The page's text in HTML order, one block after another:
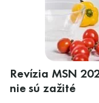
Revízia MSN
nie sú zažité